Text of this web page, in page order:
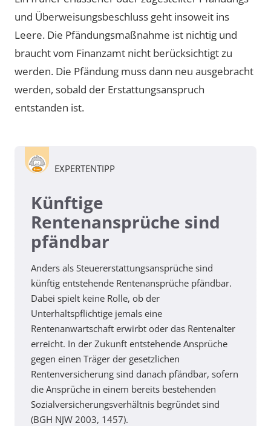
und Überweisungsbeschluss geht insoweit ins
Leere. Die Pfändungsmaßnahme ist nichtig und
braucht vom Finanzamt nicht berücksichtigt zu
werden. Die Pfändung muss dann neu ausgebracht
werden, sobald der Erstattungsanspruch
entstanden ist.
EXPERTENTIPP
Künftige
Rentenansprüche sind
pfändbar
Anders als Steuererstattungsansprüche sind
künftig entstehende Rentenansprüche pfändbar.
Dabei spielt keine Rolle, ob der
Unterhaltspflichtige jemals eine
Rentenanwartschaft erwirbt oder das Rentenalter
erreicht. In der Zukunft entstehende Ansprüche
gegen einen Träger der gesetzlichen
Rentenversicherung sind danach pfändbar, sofern
die Ansprüche in einem bereits bestehenden
Sozialversicherungsverhältnis begründet sind
(BGH NJW 2003, 1457).